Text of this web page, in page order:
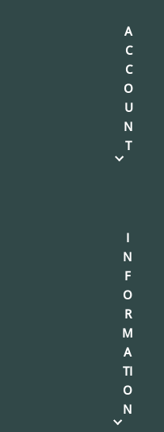
A
C
C
O
U
N
T
I
N
F
O
R
M
A
TI
O
N